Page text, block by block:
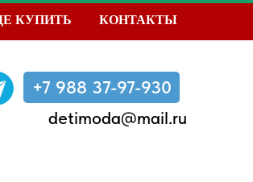
КУПИТЬ КОНТАКТЫ
detimoda@mail.ru
+7 988 37-97-930